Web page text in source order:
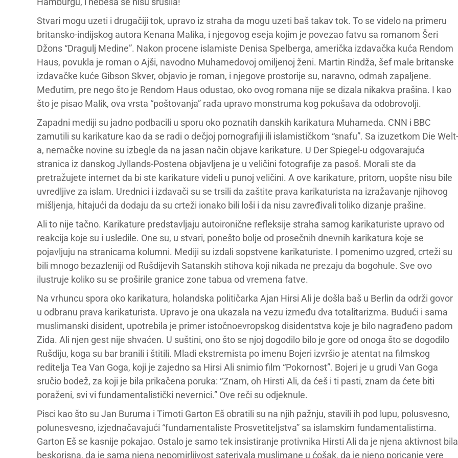
Stvari mogu uzeti i drugačiji tok, upravo iz straha da mogu uzeti baš takav tok. To se videlo na primeru
britansko-indijskog autora Kenana Malika, i njegovog eseja kojim je povezao fatvu sa romanom Šeri
Džons “Dragulj Medine”. Nakon procene islamiste Denisa Spelberga, američka izdavačka kuća Rendom
Haus, povukla je roman o Ajši, navodno Muhamedovoj omiljenoj ženi. Martin Rindža, šef male britanske
izdavačke kuće Gibson Skver, objavio je roman, i njegove prostorije su, naravno, odmah zapaljene.
Međutim, pre nego što je Rendom Haus odustao, oko ovog romana nije se dizala nikakva prašina. I kao
što je pisao Malik, ova vrsta “poštovanja” rađa upravo monstruma kog pokušava da odobrovolji.
Zapadni mediji su jadno podbacili u sporu oko poznatih danskih karikatura Muhameda. CNN i BBC
zamutili su karikature kao da se radi o dečjoj pornografiji ili islamističkom “snafu”. Sa izuzetkom Die Welt-
a, nemačke novine su izbegle da na jasan način objave karikature. U Der Spiegel-u odgovarajuća
stranica iz danskog Jyllands-Postena objavljena je u veličini fotografije za pasoš. Morali ste da
pretražujete internet da bi ste karikature videli u punoj veličini. A ove karikature, pritom, uopšte nisu bile
uvredljive za islam. Urednici i izdavači su se trsili da zaštite prava karikaturista na izražavanje njihovog
mišljenja, hitajući da dodaju da su crteži ionako bili loši i da nisu zavređivali toliko dizanje prašine.
Ali to nije tačno. Karikature predstavljaju autoironične refleksije straha samog karikaturiste upravo od
reakcija koje su i usledile. One su, u stvari, ponešto bolje od prosečnih dnevnih karikatura koje se
pojavljuju na stranicama kolumni. Mediji su izdali sopstvene karikaturiste. I pomenimo uzgred, crteži su
bili mnogo bezazleniji od Rušdijevih Satanskih stihova koji nikada ne prezaju da bogohule. Sve ovo
ilustruje koliko su se proširile granice zone tabua od vremena fatve.
Na vrhuncu spora oko karikatura, holandska političarka Ajan Hirsi Ali je došla baš u Berlin da održi govor
u odbranu prava karikaturista. Upravo je ona ukazala na vezu između dva totalitarizma. Budući i sama
muslimanski disident, upotrebila je primer istočnoevropskog disidentstva koje je bilo nagrađeno padom
Zida. Ali njen gest nije shvaćen. U suštini, ono što se njoj dogodilo bilo je gore od onoga što se dogodilo
Rušdiju, koga su bar branili i štitili. Mladi ekstremista po imenu Bojeri izvršio je atentat na filmskog
reditelja Tea Van Goga, koji je zajedno sa Hirsi Ali snimio film “Pokornost”. Bojeri je u grudi Van Goga
sručio bodež, za koji je bila prikačena poruka: “Znam, oh Hirsti Ali, da ćeš i ti pasti, znam da ćete biti
poraženi, svi vi fundamentalistički nevernici.” Ove reči su odjeknule.
Pisci kao što su Jan Buruma i Timoti Garton Eš obratili su na njih pažnju, stavili ih pod lupu, polusvesno,
polunesvesno, izjednačavajući “fundamentaliste Prosvetiteljstva” sa islamskim fundamentalistima.
Garton Eš se kasnije pokajao. Ostalo je samo tek insistiranje protivnika Hirsti Ali da je njena aktivnost bila
beskorisna, da je sama njena nepomirljivost saterivala muslimane u ćošak, da je njeno poricanje vere